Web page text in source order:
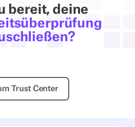
bereit, deine
Zum Trust Center
Trust Center